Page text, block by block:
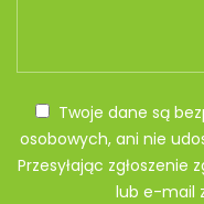
Twoje dane są
osobowych, ani nie
Przesyłając
lub e-mail